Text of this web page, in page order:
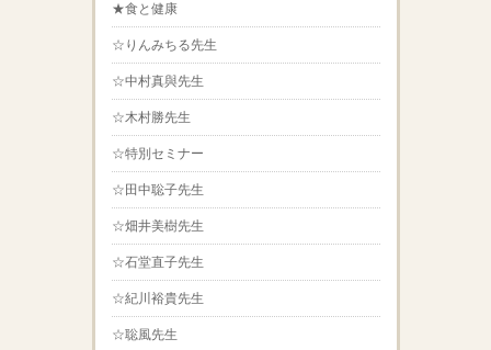
★食と健康
☆りんみちる先生
☆中村真與先生
☆木村勝先生
☆特別セミナー
☆田中聡子先生
☆畑井美樹先生
☆石堂直子先生
☆紀川裕貴先生
☆聡風先生